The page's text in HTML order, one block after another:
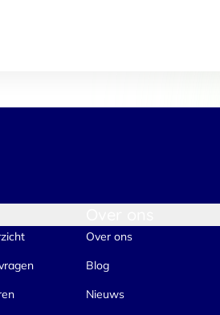
Over ons
Blog
Nieuws